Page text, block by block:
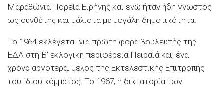
Μαραθώνια Πορεία Ειρήνης και ενώ ήταν ήδη γνωστός
ως συνθέτης και μάλιστα με μεγάλη δημοτικότητα.
Το 1964 εκλέγεται για πρώτη φορά βουλευτής της
ΕΔΑ στη Β’ εκλογική περιφέρεια Πειραιά και, ένα
χρόνο αργότερα, μέλος της Εκτελεστικής Επιτροπής
του ίδιου κόμματος. Το 1967, η δικτατορία των